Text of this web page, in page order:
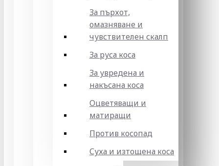
За пърхот,
омазняване и
чувствителен скалп
За руса коса
За увредена и
накъсана коса
Оцветяващи и
матиращи
Против косопад
Суха и изтощена коса